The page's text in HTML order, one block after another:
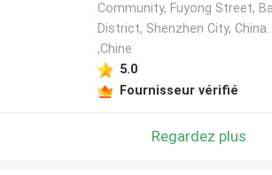
Community, Fuyong Street,
District, Shenzhen City, China.
,Chine
5.0
Fournisseur vérifié
Regardez plus